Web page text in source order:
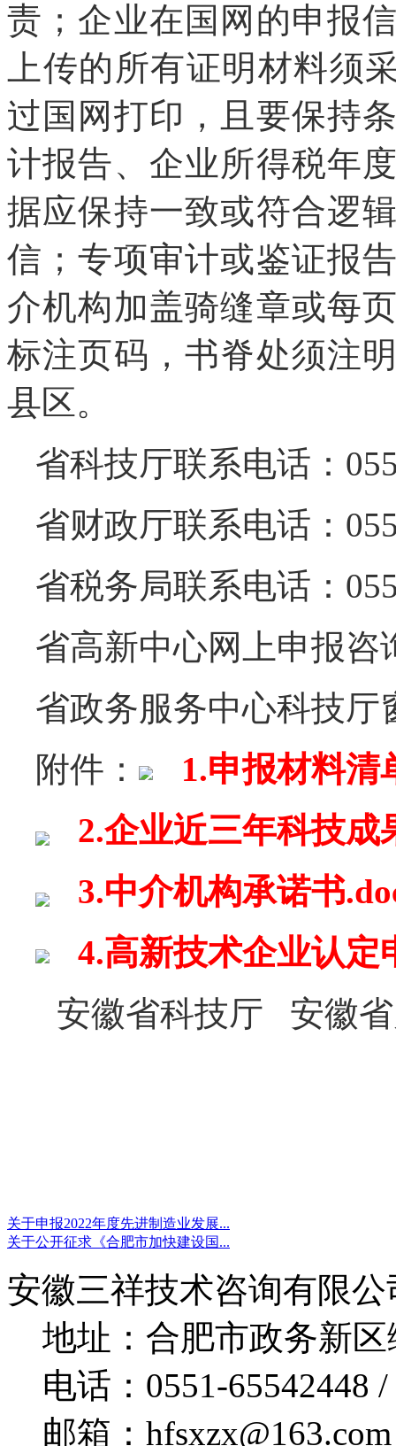
责；企业在国网的申报
上传的所有证明材料须
过国网打印，且要保持
计报告、企业所得税年
据应保持一致或符合逻
信；专项审计或鉴证报
介机构加盖骑缝章或每
标注页码，书脊处须注
县区。
省科技厅联系电话：
省财政厅联系电话：
省税务局联系电话：
省高新中心网上申报咨
省政务服务中心科技厅
附件：
1.申报材料清
2.企业近三年科技成
3.中介机构承诺书
4.高新技术企业认定
安徽省科技厅 安徽
关于申报2022年度先进制造业发展...
关于公开征求《合肥市加快建设国...
安徽三祥技术咨询有限公
地址：合肥市政务新
电话：0551-65542448
邮箱：hfsxzx@163.com